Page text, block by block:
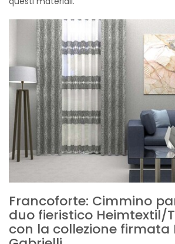
Francoforte: Cimmino
duo fieristico Heimtextil/
con la collezione firmata